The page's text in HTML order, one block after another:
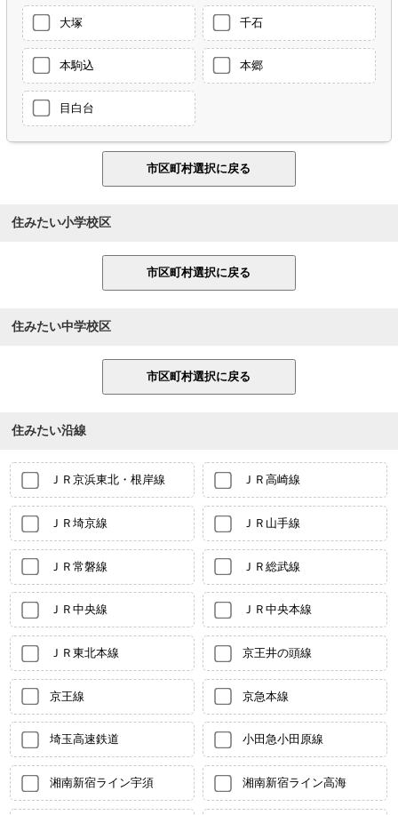
大塚 千石
本駒込 本郷
目白台
住みたい小学校区
住みたい中学校区
住みたい沿線
ＪＲ京浜東北・根岸線 ＪＲ高崎線
ＪＲ埼京線 ＪＲ山手線
ＪＲ常磐線 ＪＲ総武線
ＪＲ中央線 ＪＲ中央本線
ＪＲ東北本線 京王井の頭線
京王線 京急本線
埼玉高速鉄道 小田急小田原線
湘南新宿ライン宇須 湘南新宿ライン高海